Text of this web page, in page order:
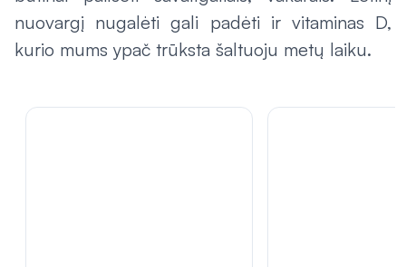
nuovargį nugalėti gali padėti ir vitaminas D,
kurio mums ypač trūksta šaltuoju metų laiku.